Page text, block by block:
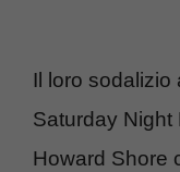
Il loro sodalizio
Saturday Night
Howard Shore